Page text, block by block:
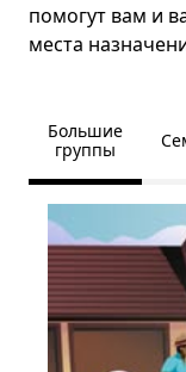
помогут вам и
места
Большие
группы